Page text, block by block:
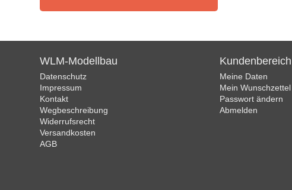
WLM-Modellbau
Datenschutz
Impressum
Kontakt
Wegbeschreibung
Widerrufsrecht
Versandkosten
AGB
Kundenbereich
Meine Daten
Mein Wunschzettel
Passwort ändern
Abmelden